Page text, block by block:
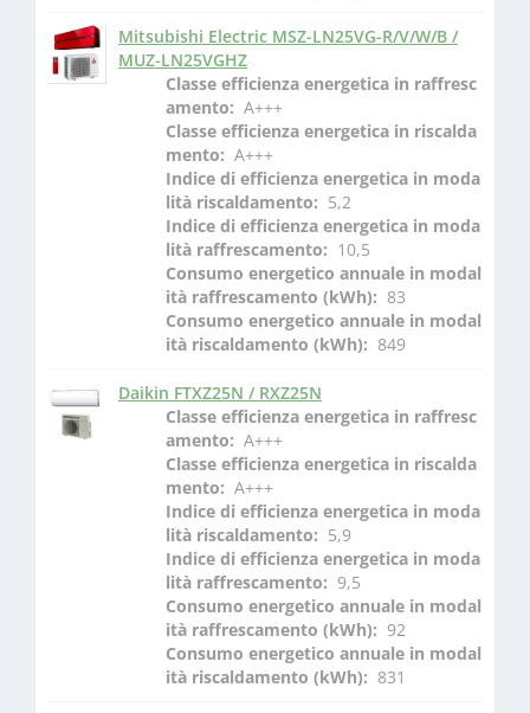
Mitsubishi Electric MSZ-LN25VG-R/V/W/B /
MUZ-LN25VGHZ
Classe efficienza energetica in raffresc
amento: A+++
Classe efficienza energetica in riscalda
mento: A+++
Indice di efficienza energetica in moda
lità riscaldamento: 5,2
Indice di efficienza energetica in moda
lità raffrescamento: 10,5
Consumo energetico annuale in modal
ità raffrescamento (kWh): 83
Consumo energetico annuale in modal
ità riscaldamento (kWh): 849
Daikin FTXZ25N / RXZ25N
Classe efficienza energetica in raffresc
amento: A+++
Classe efficienza energetica in riscalda
mento: A+++
Indice di efficienza energetica in moda
lità riscaldamento: 5,9
Indice di efficienza energetica in moda
lità raffrescamento: 9,5
Consumo energetico annuale in modal
ità raffrescamento (kWh): 92
Consumo energetico annuale in modal
ità riscaldamento (kWh): 831